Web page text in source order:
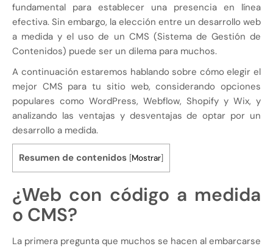
fundamental para establecer una presencia en línea
efectiva. Sin embargo, la elección entre un desarrollo web
a medida y el uso de un CMS (Sistema de Gestión de
Contenidos) puede ser un dilema para muchos.
A continuación estaremos hablando sobre cómo elegir el
mejor CMS para tu sitio web, considerando opciones
populares como WordPress, Webflow, Shopify y Wix, y
analizando las ventajas y desventajas de optar por un
desarrollo a medida.
Resumen de contenidos Mostrar
¿Web con código a medida
o CMS?
La primera pregunta que muchos se hacen al embarcarse